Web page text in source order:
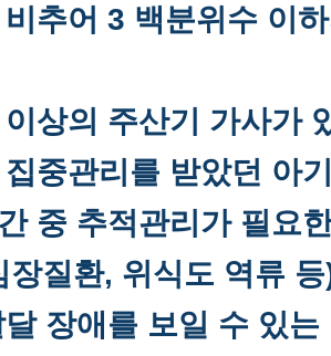
달증진클리닉
닉
클리닉
숙 난자 체외 배양 클
추어 3 백분위수 이
상의 주산기 가사가
중관리를 받았던 아
중 추적관리가 필요
장질환, 위식도 역류
장애를 보일 수 있는